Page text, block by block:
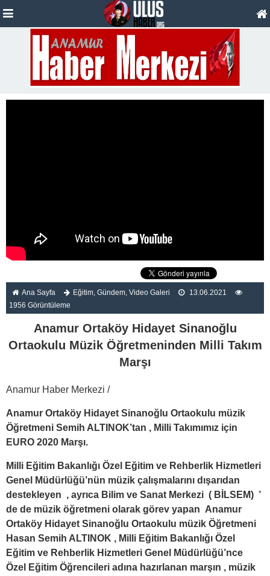
Ana Sayfa Eğitim Gündem Video Galeri
13.06.2021
1956 Görüntüleme
Anamur Ortaköy Hidayet Sinanoğlu
Ortaokulu Müzik Öğretmeninden Milli Takım
Marşı
Anamur Haber Merkezi /
Anamur Ortaköy Hidayet Sinanoğlu Ortaokulu müzik
Öğretmeni Semih ALTINOK’tan , Milli Takımımız için
EURO 2020 Marşı.
Milli Eğitim Bakanlığı Özel Eğitim ve Rehberlik Hizmetleri
Genel Müdürlüğü’nün müzik çalışmalarını dışarıdan
destekleyen , ayrıca Bilim ve Sanat Merkezi ( BİLSEM) ’
de de müzik öğretmeni olarak görev yapan Anamur
Ortaköy Hidayet Sinanoğlu Ortaokulu müzik Öğretmeni
Hasan Semih ALTINOK , Milli Eğitim Bakanlığı Özel
Eğitim ve Rehberlik Hizmetleri Genel Müdürlüğü’nce
Özel Eğitim Öğrencileri adına hazırlanan marşın , müzik